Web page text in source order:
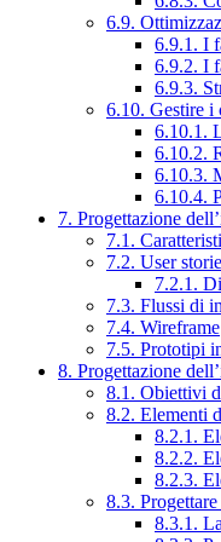
6.9.
6.9.1. I
6.9.2. I
6.9.3.
6.10. Gestire i
6.10.1.
6.10.2.
6.10.3.
6.10.4.
7. Progettazione
7.1.
7.2. User
7.2.1.
7.3. Flussi di
7.4. Wireframe
7.5. Prototipi
8. Progettazione
8.1. Obiettivi
8.2. Elementi
8.2.1.
8.2.2.
8.2.3.
8.3.
8.3.1.